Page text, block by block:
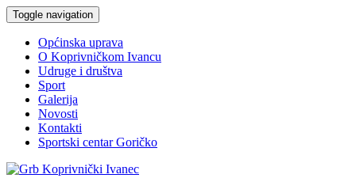
Toggle navigation
Općinska uprava
O Koprivničkom Ivancu
Udruge i društva
Sport
Galerija
Novosti
Kontakti
Sportski centar Goričko